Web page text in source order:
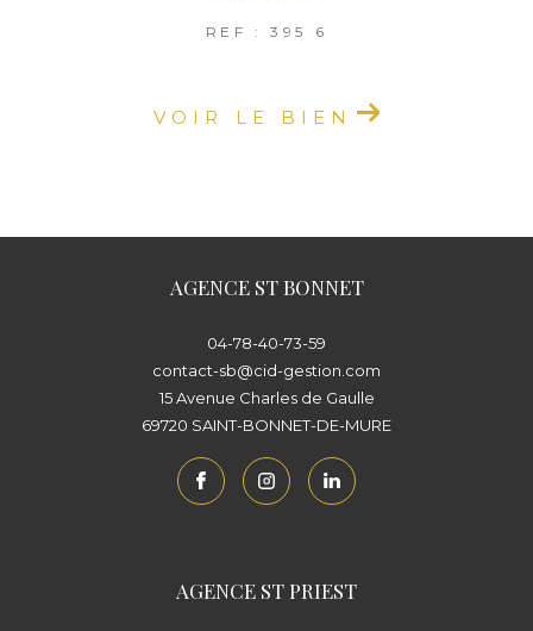
REF : 395 6
VOIR LE BIEN
AGENCE ST BONNET
04-78-40-73-59
contact-sb@cid-gestion.com
15 Avenue Charles de Gaulle
69720
SAINT-BONNET-DE-MURE
AGENCE ST PRIEST